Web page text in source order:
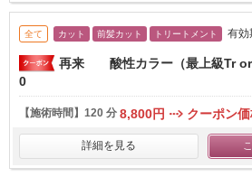
全て カット 前髪カット トリートメント 有効
再来 酸性カラー（最上級Tr or
0
【施術時間】 120 分 8,800円 クーポン
詳細を見る